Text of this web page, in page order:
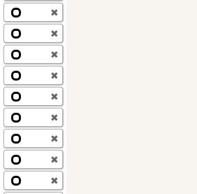
✖
✖
✖
✖
✖
✖
✖
✖
✖